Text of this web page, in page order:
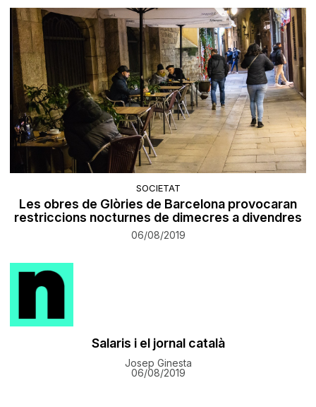
SOCIETAT
Les obres de Glòries de Barcelona provocaran
restriccions nocturnes de dimecres a divendres
06/08/2019
​Salaris i el jornal català
Josep Ginesta
06/08/2019